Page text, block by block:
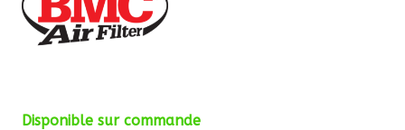
Disponible sur commande